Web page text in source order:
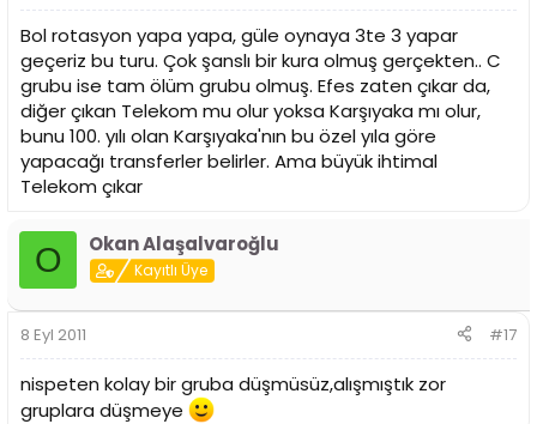
Bol rotasyon yapa yapa, güle oynaya 3te 3 yapar
geçeriz bu turu. Çok şanslı bir kura olmuş gerçekten.. C
grubu ise tam ölüm grubu olmuş. Efes zaten çıkar da,
diğer çıkan Telekom mu olur yoksa Karşıyaka mı olur,
bunu 100. yılı olan Karşıyaka'nın bu özel yıla göre
yapacağı transferler belirler. Ama büyük ihtimal
Telekom çıkar
O Okan Alaşalvaroğlu
Kayıtlı Üye
8 Eyl 2011 #17
nispeten kolay bir gruba düşmüsüz,alışmıştık zor
gruplara düşmeye